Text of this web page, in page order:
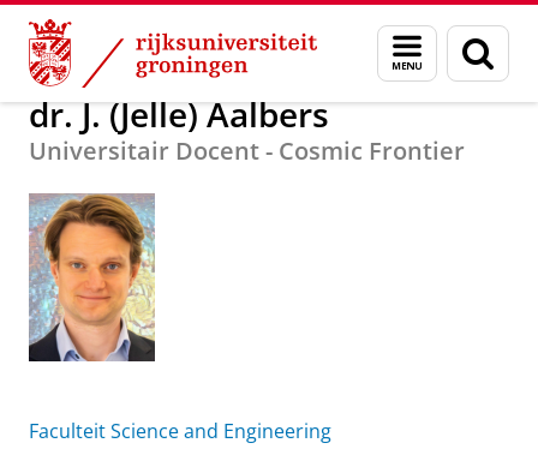
Skip
Content
Skip
Navigation
Menu
en
zoeken
Over ons dr. J. (Jelle) Aalbers
dr. J. (Jelle) Aalbers
Universitair Docent - Cosmic Frontier
Faculteit Science and Engineering